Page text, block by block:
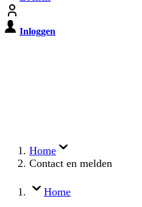
Inloggen
Home
Contact en melden
Home